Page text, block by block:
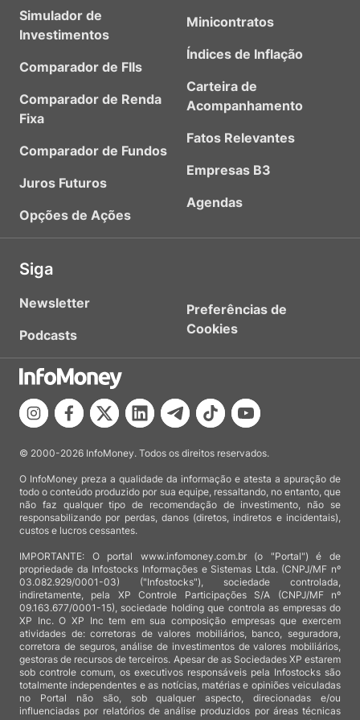
Simulador de
Investimentos
Comparador de FIIs
Comparador de Renda
Fixa
Comparador de Fundos
Juros Futuros
Opções de Ações
Minicontratos
Índices de Inflação
Carteira de
Acompanhamento
Fatos Relevantes
Empresas B3
Agendas
Siga
Newsletter
Podcasts
Preferências de
Cookies
© 2000-2026 InfoMoney. Todos os direitos reservados.
O InfoMoney preza a qualidade da informação e atesta a apuração de
todo o conteúdo produzido por sua equipe, ressaltando, no entanto, que
não faz qualquer tipo de recomendação de investimento, não se
responsabilizando por perdas, danos (diretos, indiretos e incidentais),
custos e lucros cessantes.
IMPORTANTE: O portal www.infomoney.com.br (o "Portal") é de
propriedade da Infostocks Informações e Sistemas Ltda. (CNPJ/MF nº
03.082.929/0001-03) ("Infostocks"), sociedade controlada,
indiretamente, pela XP Controle Participações S/A (CNPJ/MF nº
09.163.677/0001-15), sociedade holding que controla as empresas do
XP Inc. O XP Inc tem em sua composição empresas que exercem
atividades de: corretoras de valores mobiliários, banco, seguradora,
corretora de seguros, análise de investimentos de valores mobiliários,
gestoras de recursos de terceiros. Apesar de as Sociedades XP estarem
sob controle comum, os executivos responsáveis pela Infostocks são
totalmente independentes e as notícias, matérias e opiniões veiculadas
no Portal não são, sob qualquer aspecto, direcionadas e/ou
influenciadas por relatórios de análise produzidos por áreas técnicas